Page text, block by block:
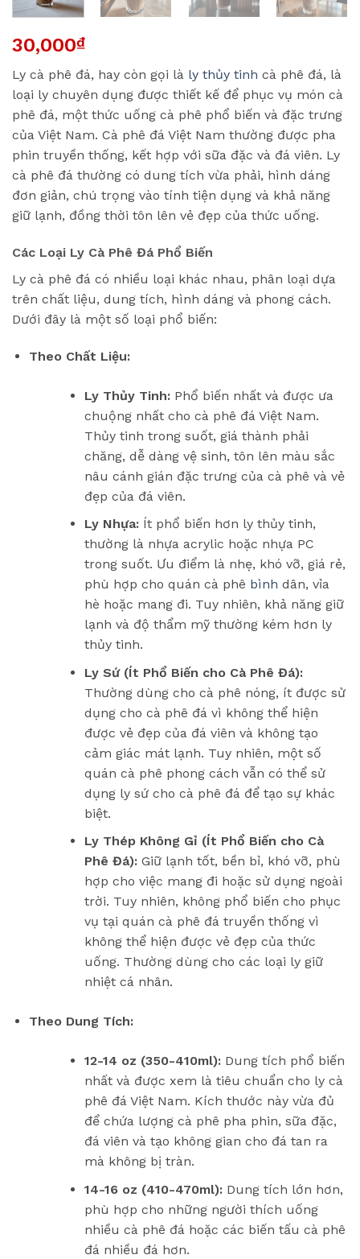
30,000₫
Ly cà phê đá, hay còn gọi là ly thủy tinh cà phê đá, là
loại ly chuyên dụng được thiết kế để phục vụ món cà
phê đá, một thức uống cà phê phổ biến và đặc trưng
của Việt Nam. Cà phê đá Việt Nam thường được pha
phin truyền thống, kết hợp với sữa đặc và đá viên. Ly
cà phê đá thường có dung tích vừa phải, hình dáng
đơn giản, chú trọng vào tính tiện dụng và khả năng
giữ lạnh, đồng thời tôn lên vẻ đẹp của thức uống.
Các Loại Ly Cà Phê Đá Phổ Biến
Ly cà phê đá có nhiều loại khác nhau, phân loại dựa
trên chất liệu, dung tích, hình dáng và phong cách.
Dưới đây là một số loại phổ biến:
Theo Chất Liệu:
Ly Thủy Tinh:Phổ biến nhất và được ưa
chuộng nhất cho cà phê đá Việt Nam.
Thủy tinh trong suốt, giá thành phải
chăng, dễ dàng vệ sinh, tôn lên màu sắc
nâu cánh gián đặc trưng của cà phê và vẻ
đẹp của đá viên.
Ly Nhựa:Ít phổ biến hơn ly thủy tinh,
thường là nhựa acrylic hoặc nhựa PC
trong suốt. Ưu điểm là nhẹ, khó vỡ, giá rẻ,
phù hợp cho quán cà phê bình dân, vỉa
hè hoặc mang đi. Tuy nhiên, khả năng giữ
lạnh và độ thẩm mỹ thường kém hơn ly
thủy tinh.
Ly Sứ (Ít Phổ Biến cho Cà Phê Đá):
Thường dùng cho cà phê nóng, ít được sử
dụng cho cà phê đá vì không thể hiện
được vẻ đẹp của đá viên và không tạo
cảm giác mát lạnh. Tuy nhiên, một số
quán cà phê phong cách vẫn có thể sử
dụng ly sứ cho cà phê đá để tạo sự khác
biệt.
Ly Thép Không Gỉ (Ít Phổ Biến cho Cà
Phê Đá):Giữ lạnh tốt, bền bỉ, khó vỡ, phù
hợp cho việc mang đi hoặc sử dụng ngoài
trời. Tuy nhiên, không phổ biến cho phục
vụ tại quán cà phê đá truyền thống vì
không thể hiện được vẻ đẹp của thức
uống. Thường dùng cho các loại ly giữ
nhiệt cá nhân.
Theo Dung Tích:
12-14 oz (350-410ml):Dung tích phổ biến
nhất và được xem là tiêu chuẩn cho ly cà
phê đá Việt Nam. Kích thước này vừa đủ
để chứa lượng cà phê pha phin, sữa đặc,
đá viên và tạo không gian cho đá tan ra
mà không bị tràn.
14-16 oz (410-470ml):Dung tích lớn hơn,
phù hợp cho những người thích uống
nhiều cà phê đá hoặc các biến tấu cà phê
đá nhiều đá hơn.